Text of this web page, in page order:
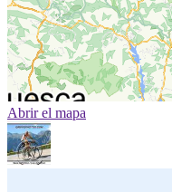
Abrir el mapa